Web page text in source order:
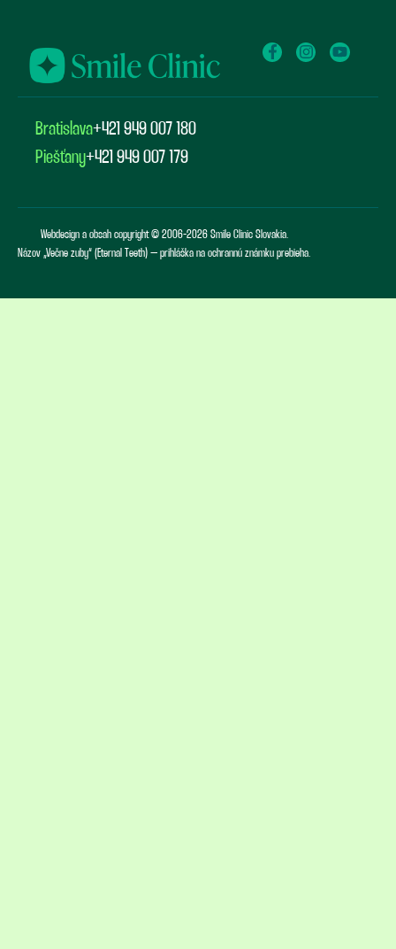
Bratislava+421 949 007 180
Piešťany+421 949 007 179
Webdesign a obsah copyright © 2006-2026 Smile Clinic Slovakia.
Názov „Večne zuby“ (Eternal Teeth) – prihláška na ochrannú známku prebieha.